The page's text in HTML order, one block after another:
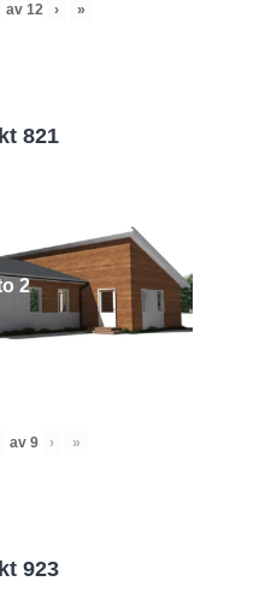
av 12 › »
821
2
av 9 › »
923